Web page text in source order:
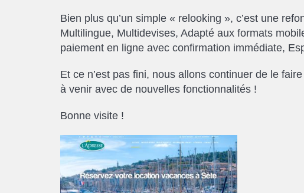
Bien plus qu’un simple « relooking », c’est une
Multilingue, Multidevises, Adapté aux formats
paiement en ligne avec confirmation immédiate,
Et ce n’est pas fini, nous allons continuer de le
à venir avec de nouvelles fonctionnalités !
Bonne visite !